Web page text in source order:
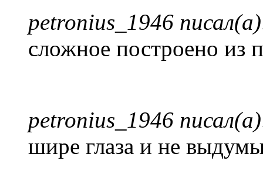
petronius_1946
сложное построено из
petronius_1946
шире глаза и не